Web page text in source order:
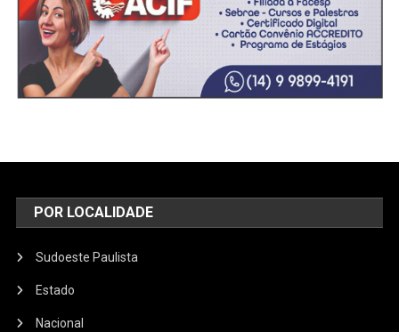
POR LOCALIDADE
Sudoeste Paulista
Estado
Nacional